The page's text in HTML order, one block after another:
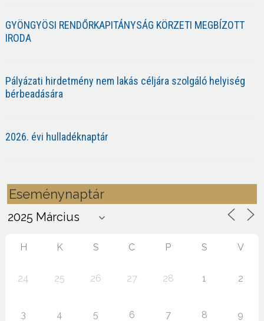
GYÖNGYÖSI RENDŐRKAPITÁNYSÁG KÖRZETI MEGBÍZOTT
IRODA
Pályázati hirdetmény nem lakás céljára szolgáló helyiség
bérbeadására
2026. évi hulladéknaptár
Eseménynaptár
H K S C P S V
24 25 26 27 28 1 2
3 4 5 6 7 8 9